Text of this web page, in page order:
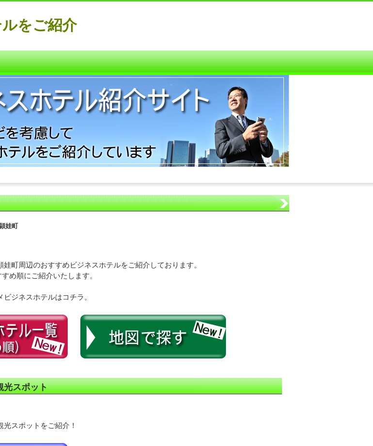
をご紹介
娃町
娃町周辺のおすすめビジネスホテルをご紹介しております。
め順にご紹介いたします。
ジネスホテルはコチラ。
光スポット
スポットをご紹介！